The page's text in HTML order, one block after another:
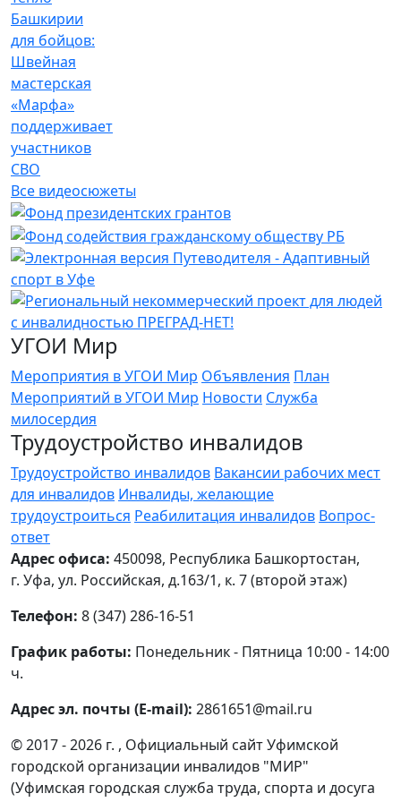
Башкирии
для бойцов:
Швейная
мастерская
«Марфа»
поддерживает
участников
СВО
Все видеосюжеты
УГОИ Мир
Мероприятия в УГОИ Мир Объявления План
Мероприятий в УГОИ Мир Новости Служба
милосердия
Трудоустройство инвалидов
Трудоустройство инвалидов Вакансии рабочих мест
для инвалидов Инвалиды, желающие
трудоустроиться Реабилитация инвалидов Вопрос-
ответ
Адрес офиса: 450098, Республика Башкортостан,
г. Уфа, ул. Российская, д.163/1, к. 7 (второй этаж)
Телефон: 8 (347) 286-16-51
График работы: Понедельник - Пятница 10:00 - 14:00
ч.
Адрес эл. почты (E-mail): 2861651@mail.ru
© 2017 - 2026 г. , Официальный сайт Уфимской
городской организации инвалидов "МИР"
(Уфимская городская служба труда, спорта и досуга